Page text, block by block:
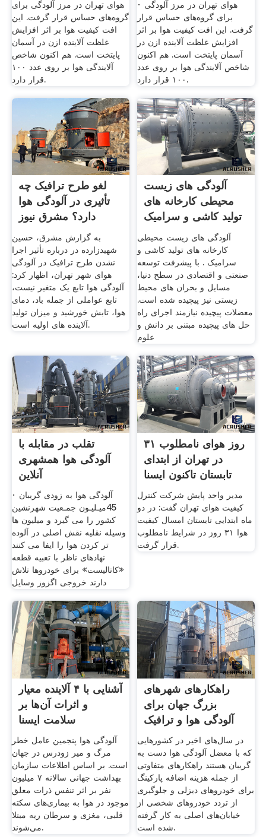
هوای تهران در مرز آلودگی برای
گروه‌های حساس قرار گرفت. این
افت کیفیت هوا بر اثر افزایش
غلظت آلاینده ازن در آسمان
پایتخت است. هم اکنون شاخص
آلایندگی هوا بر روی عدد ۱۰۰
قرار دارد.
· هوای تهران در مرز آلودگی
برای گروه‌های حساس قرار
گرفت. این افت کیفیت هوا بر اثر
افزایش غلظت آلاینده ازن در
آسمان پایتخت است. هم اکنون
شاخص آلایندگی هوا بر روی عدد
۱۰۰ قرار دارد.
لغو طرح ترافیک چه
تأثیری در آلودگی هوا
دارد؟ مشرق نیوز
به گزارش مشرق، حسین
شهیدزارده در درباره تأثیر اجرا
نشدن طرح ترافیک در آلودگی
هوای شهر تهران، اظهار کرد:
آلودگی هوا تابع یک متغیر نیست،
تابع عواملی از جمله باد، دمای
هوا، تابش خورشید و میزان تولید
آلاینده های اولیه است.
آلودگی های زیست
محیطی کارخانه های
تولید کاشی و سرامیک
آلودگی های زیست محیطی
کارخانه های تولید کاشی و
سرامیک . با پیشرفت توسعه
صنعتی و اقتصادی در سطح دنیا،
مسایل و بحران های محیط
زیستی نیز پیچیده شده است.
معضلات پیچیده نیازمند اجرای راه
حل های پیچیده مبتنی بر دانش و
علوم
تقلب در مقابله با
آلودگی هوا همشهری
آنلاین
· آلودگی هوا به زودی گریبان
45میـلیـون جمـعیت شهرنشین
کشور را می گیرد و میلیون ها
وسیله نقلیه نقش اصلی در آلوده
تر کردن هوا را ایفا می کنند
نهادهای ناظر با تعبیه قطعه
«کاتالیست» برای خودروها تلاش
دارند خروجی اگزوز وسایل
۳۱ روز هوای نامطلوب
در تهران از ابتدای
تابستان تاکنون ایسنا
مدیر واحد پایش شرکت کنترل
کیفیت هوای تهران گفت: در دو
ماه ابتدایی تابستان امسال کیفیت
هوا ۳۱ روز در شرایط نامطلوب
قرار گرفت.
آشنایی با ۴ آلاینده معیار
و اثرات آن‌ها بر
سلامت ایسنا
آلودگی هوا پنجمین عامل خطر
مرگ و میر زودرس در جهان
است. بر اساس اطلاعات سازمان
بهداشت جهانی سالانه ۷ میلیون
نفر بر اثر تنفس ذرات معلق
موجود در هوا به بیماری‌های سکته
قلبی، مغزی و سرطان ریه مبتلا
می‌شوند.
راهکارهای شهرهای
بزرگ جهان برای
آلودگی هوا و ترافیک
در سال‌های اخیر در کشورهایی
که با معضل آلودگی هوا دست به
گریبان هستند راهکارهای متفاوتی
از جمله هزینه اضافه پارکینگ
برای خودروهای دیزلی و جلوگیری
از تردد خودروهای شخصی از
خیابان‌های اصلی به کار گرفته
شده‌ است.